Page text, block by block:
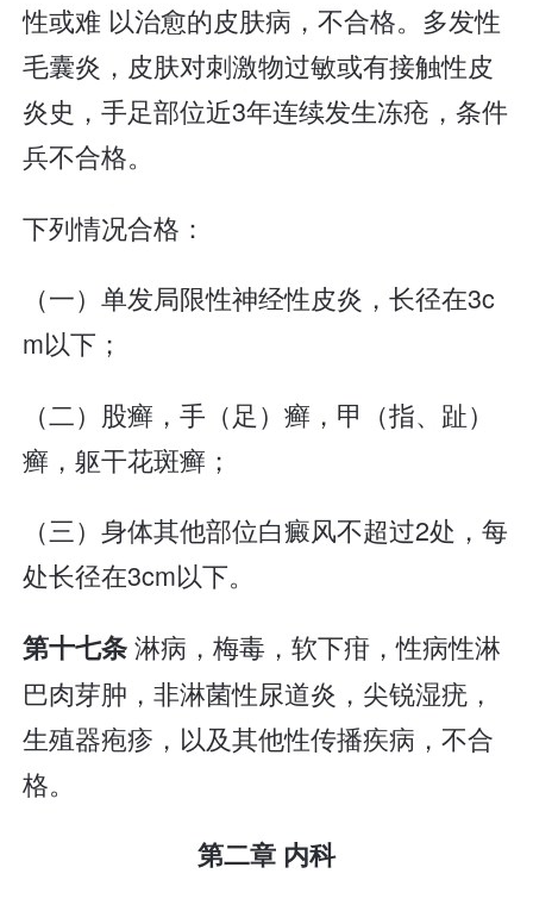
性或难 以治愈的皮肤病，不合格。多发性
毛囊炎，皮肤对刺激物过敏或有接触性皮
炎史，手足部位近3年连续发生冻疮，条件
兵不合格。
下列情况合格：
（一）单发局限性神经性皮炎，长径在3c
m以下；
（二）股癣，手（足）癣，甲（指、趾）
癣，躯干花斑癣；
（三）身体其他部位白癜风不超过2处，每
处长径在3cm以下。
第十七条淋病，梅毒，软下疳，性病性淋
巴肉芽肿，非淋菌性尿道炎，尖锐湿疣，
生殖器疱疹，以及其他性传播疾病，不合
格。
第二章 内科